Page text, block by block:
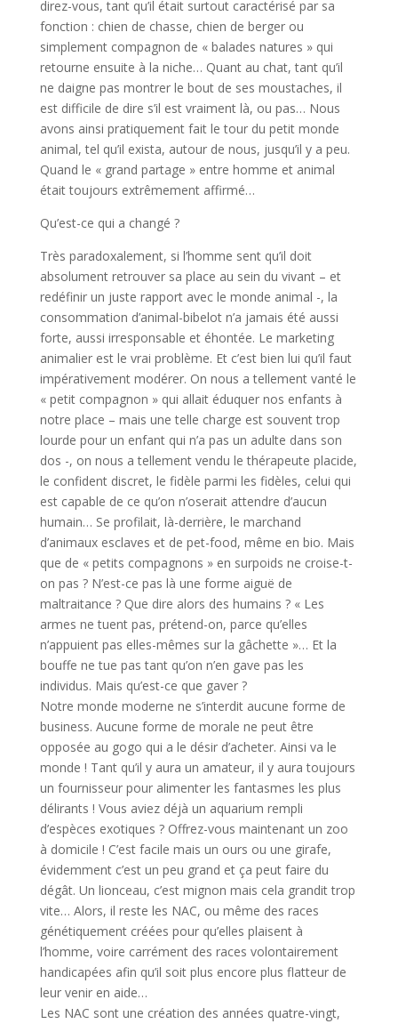
direz-vous, tant qu’il était surtout caractérisé par sa
fonction : chien de chasse, chien de berger ou
simplement compagnon de « balades natures » qui
retourne ensuite à la niche… Quant au chat, tant qu’il
ne daigne pas montrer le bout de ses moustaches, il
est difficile de dire s’il est vraiment là, ou pas… Nous
avons ainsi pratiquement fait le tour du petit monde
animal, tel qu’il exista, autour de nous, jusqu’il y a peu.
Quand le « grand partage » entre homme et animal
était toujours extrêmement affirmé…
Qu’est-ce qui a changé ?
Très paradoxalement, si l’homme sent qu’il doit
absolument retrouver sa place au sein du vivant – et
redéfinir un juste rapport avec le monde animal -, la
consommation d’animal-bibelot n’a jamais été aussi
forte, aussi irresponsable et éhontée. Le marketing
animalier est le vrai problème. Et c’est bien lui qu’il faut
impérativement modérer. On nous a tellement vanté le
« petit compagnon » qui allait éduquer nos enfants à
notre place – mais une telle charge est souvent trop
lourde pour un enfant qui n’a pas un adulte dans son
dos -, on nous a tellement vendu le thérapeute placide,
le confident discret, le fidèle parmi les fidèles, celui qui
est capable de ce qu’on n’oserait attendre d’aucun
humain… Se profilait, là-derrière, le marchand
d’animaux esclaves et de pet-food, même en bio. Mais
que de « petits compagnons » en surpoids ne croise-t-
on pas ? N’est-ce pas là une forme aiguë de
maltraitance ? Que dire alors des humains ? « Les
armes ne tuent pas, prétend-on, parce qu’elles
n’appuient pas elles-mêmes sur la gâchette »… Et la
bouffe ne tue pas tant qu’on n’en gave pas les
individus. Mais qu’est-ce que gaver ?
Notre monde moderne ne s’interdit aucune forme de
business. Aucune forme de morale ne peut être
opposée au gogo qui a le désir d’acheter. Ainsi va le
monde ! Tant qu’il y aura un amateur, il y aura toujours
un fournisseur pour alimenter les fantasmes les plus
délirants ! Vous aviez déjà un aquarium rempli
d’espèces exotiques ? Offrez-vous maintenant un zoo
à domicile ! C’est facile mais un ours ou une girafe,
évidemment c’est un peu grand et ça peut faire du
dégât. Un lionceau, c’est mignon mais cela grandit trop
vite… Alors, il reste les NAC, ou même des races
génétiquement créées pour qu’elles plaisent à
l’homme, voire carrément des races volontairement
handicapées afin qu’il soit plus encore plus flatteur de
leur venir en aide…
Les NAC sont une création des années quatre-vingt,